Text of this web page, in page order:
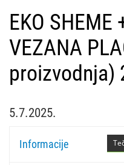
EKO SHEME
VEZANA
proizvodnja)
5.7.2025.
Informacije